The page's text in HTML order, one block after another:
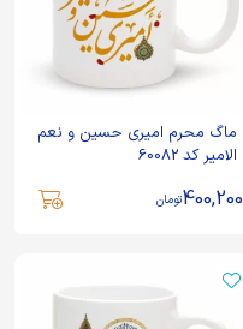
ماگ محرم امیری حسین و نعم
الامیر کد 60082
400,200تومان